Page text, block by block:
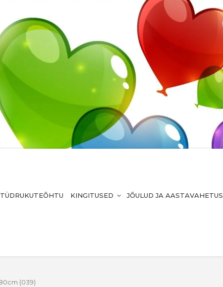
TÜDRUKUTEÕHTU KINGITUSED JÕULUD JA AASTAVAHETUS
(039)